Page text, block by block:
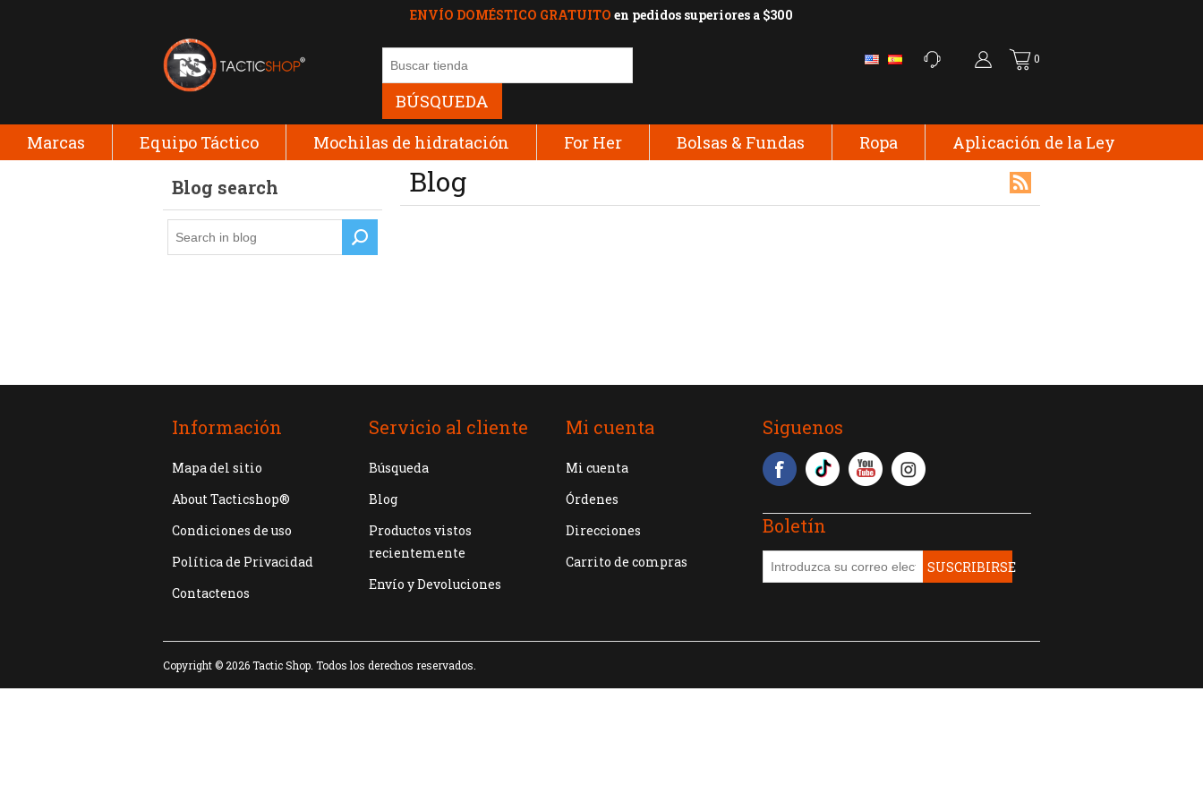
ENVÍO DOMÉSTICO GRATUITO en pedidos superiores a $300
BÚSQUEDA
0
Marcas Equipo Táctico Mochilas de hidratación For Her Bolsas & Fundas Ropa Aplicación de la Ley
Blog search Blog
Información
Mapa del sitio
About Tacticshop®
Condiciones de uso
Política de Privacidad
Contactenos
Servicio al cliente
Búsqueda
Blog
Productos vistos
recientemente
Envío y Devoluciones
Mi cuenta
Mi cuenta
Órdenes
Direcciones
Carrito de compras
Siguenos
Boletín
SUSCRIBIRSE
Copyright © 2026 Tactic Shop. Todos los derechos reservados.